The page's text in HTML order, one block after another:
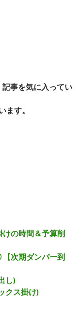
事を気に入ってい
ます。
けの時間＆予算削
次期ダンパー到
し)
クス掛け)